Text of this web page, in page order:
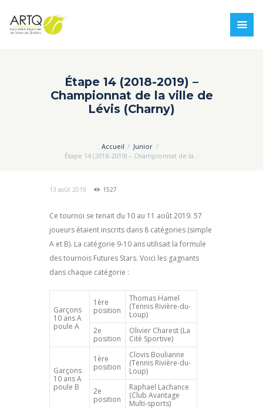
Étape 14 (2018-2019) –
Championnat de la ville de
Lévis (Charny)
Accueil
Junior
Étape 14 (2018-2019) – Championnat de la...
13 août 2019 1527
Ce tournoi se tenait du 10 au 11 août 2019. 57
joueurs étaient inscrits dans 8 catégories (simple
A et B). La catégorie 9-10 ans utilisait la formule
des tournois Futures Stars. Voici les gagnants
dans chaque catégorie :
Garçons
10 ans A
poule A
1ère
position
Thomas Hamel
(Tennis Rivière-du-
Loup)
2e
position
Olivier Charest (La
Cité Sportive)
Garçons
10 ans A
poule B
1ère
position
Clovis Boulianne
(Tennis Rivière-du-
Loup)
2e
position
Raphael Lachance
(Club Avantage
Multi-sports)